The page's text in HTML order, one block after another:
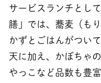
サービスランチとし
膳」では、蕎麦（も
かずとごはんがつい
天に加え、かぼちゃ
やっこなど品数も豊